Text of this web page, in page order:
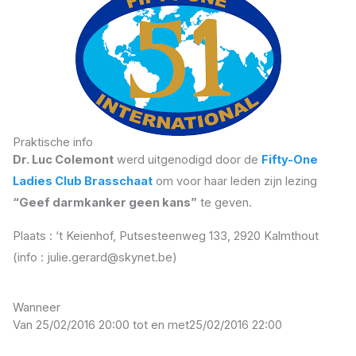
Praktische info
Dr. Luc Colemont werd uitgenodigd door de Fifty-One
Ladies Club Brasschaat om voor haar leden zijn lezing
“Geef darmkanker geen kans” te geven.
Plaats : ‘t Keienhof, Putsesteenweg 133, 2920 Kalmthout
(info : julie.gerard@skynet.be)
Wanneer
Van 25/02/2016 20:00 tot en met25/02/2016 22:00